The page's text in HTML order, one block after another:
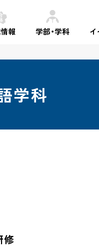
報 学部・学科
学科
修